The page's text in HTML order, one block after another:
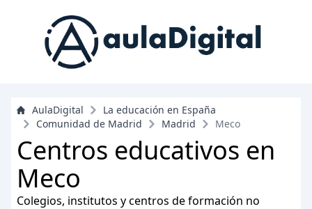
AulaDigital
La educación en España
Comunidad de Madrid
Madrid Meco
Centros educativos en
Meco
Colegios, institutos y centros de formación no